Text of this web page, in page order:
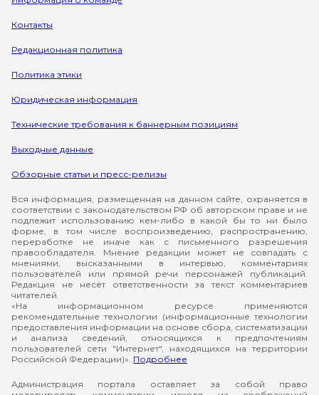
Контакты
Редакционная политика
Политика этики
Юридическая информация
Технические требования к баннерным позициям
Выходные данные
Обзорные статьи и пресс-релизы
Вся информация, размещенная на данном сайте, охраняется в
соответствии с законодательством РФ об авторском праве и не
подлежит использованию кем-либо в какой бы то ни было
форме, в том числе воспроизведению, распространению,
переработке не иначе как с письменного разрешения
правообладателя. Мнение редакции может не совпадать с
мнениями, высказанными в интервью, комментариях
пользователей или прямой речи персонажей публикаций.
Редакция не несёт ответственности за текст комментариев
читателей.
«На информационном ресурсе применяются
рекомендательные технологии (информационные технологии
предоставления информации на основе сбора, систематизации
и анализа сведений, относящихся к предпочтениям
пользователей сети "Интернет", находящихся на территории
Российской Федерации)». Подробнее
Администрация портала оставляет за собой право